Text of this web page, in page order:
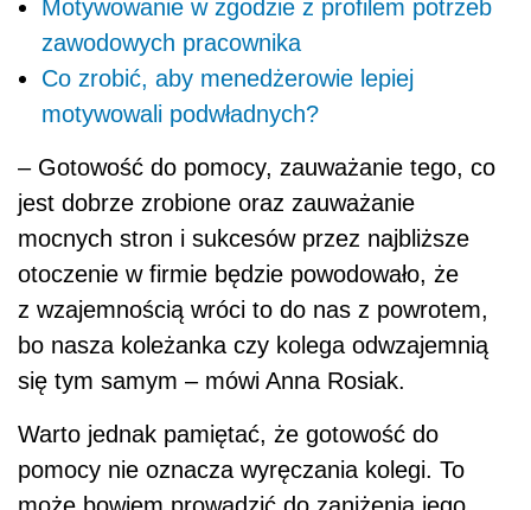
Motywowanie w zgodzie z profilem potrzeb
zawodowych pracownika
Co zrobić, aby menedżerowie lepiej
motywowali podwładnych?
– Gotowość do pomocy, zauważanie tego, co
jest dobrze zrobione oraz zauważanie
mocnych stron i sukcesów przez najbliższe
otoczenie w firmie będzie powodowało, że
z wzajemnością wróci to do nas z powrotem,
bo nasza koleżanka czy kolega odwzajemnią
się tym samym – mówi Anna Rosiak.
Warto jednak pamiętać, że gotowość do
pomocy nie oznacza wyręczania kolegi. To